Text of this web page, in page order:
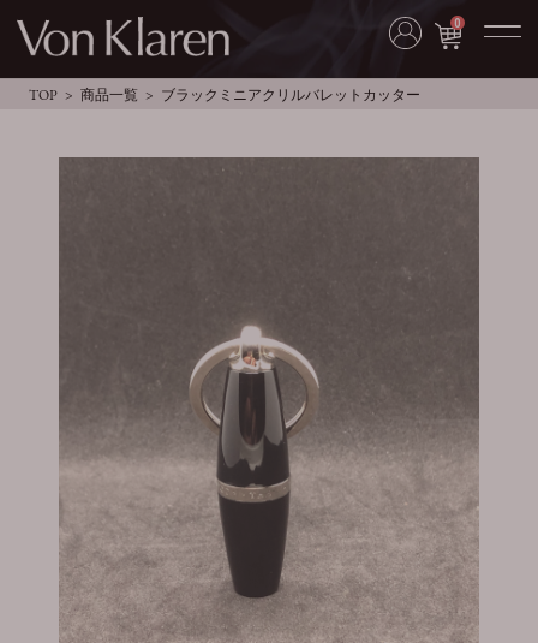
0
TOP 商品一覧 ブラックミニアクリルバレットカッター